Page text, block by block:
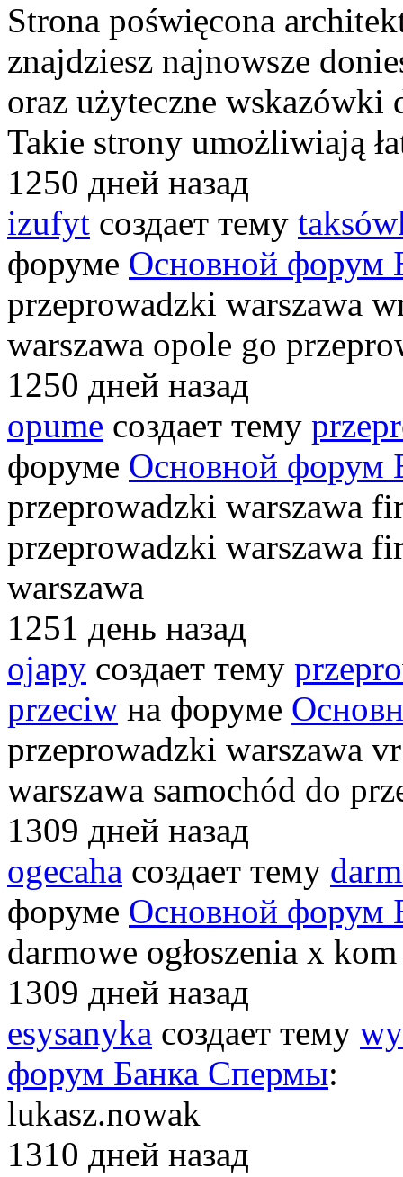
Strona poświęcona
znajdziesz najnowsze
oraz użyteczne wskazówki
Takie strony umożliwiają
1250 дней назад
izufyt создает тему
форуме Основной форум
przeprowadzki warszawa
warszawa opole go
1250 дней назад
opume создает тему
форуме Основной форум
przeprowadzki warszawa
przeprowadzki warszawa
warszawa
1251 день назад
ojapy создает тему
przeciw на форуме
przeprowadzki warszawa
warszawa samochód do
1309 дней назад
ogecaha создает тему
форуме Основной форум
darmowe ogłoszenia x kom
1309 дней назад
esysanyka создает тему
форум Банка Спермы:
lukasz.nowak
1310 дней назад